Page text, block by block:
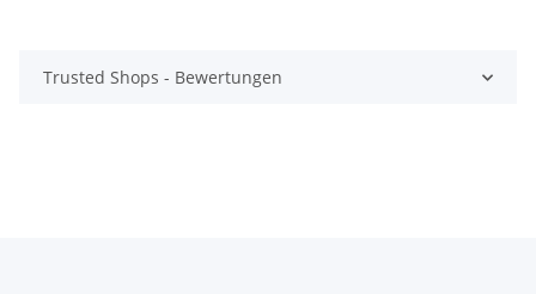
Trusted Shops - Bewertungen